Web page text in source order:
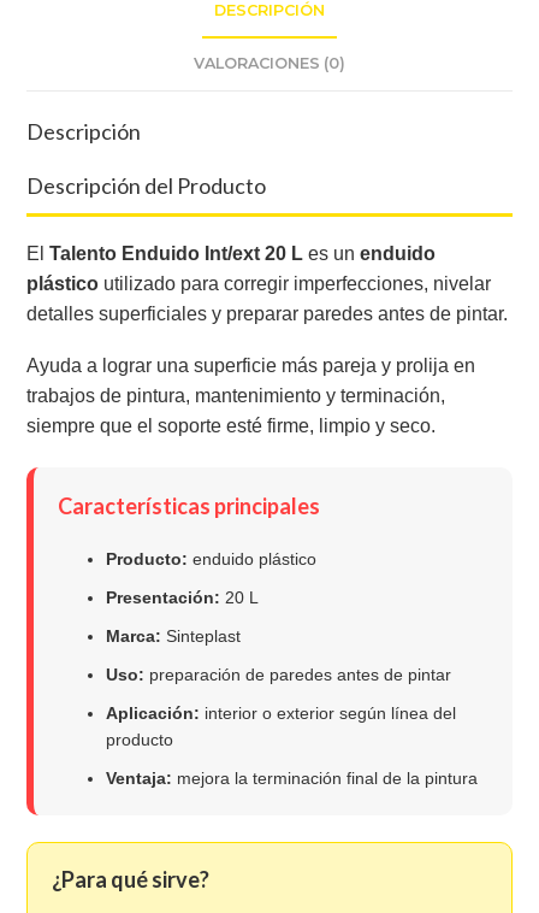
DESCRIPCIÓN
VALORACIONES (0)
Descripción
Descripción del Producto
ElTalento Enduido Int/ext 20 L es unenduido
plástico utilizado para corregir imperfecciones, nivelar
detalles superficiales y preparar paredes antes de pintar.
Ayuda a lograr una superficie más pareja y prolija en
trabajos de pintura, mantenimiento y terminación,
siempre que el soporte esté firme, limpio y seco.
Características principales
Producto: enduido plástico
Presentación: 20 L
Marca: Sinteplast
Uso: preparación de paredes antes de pintar
Aplicación: interior o exterior según línea del
producto
Ventaja: mejora la terminación final de la pintura
¿Para qué sirve?